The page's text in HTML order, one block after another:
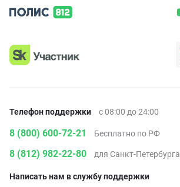
Телефон поддержки с 08:00 до 24:00
8 (800) 600-72-21 Бесплатно по РФ
8 (812) 982-22-80 для Санкт-Петербурга
Написать нам в службу поддержки